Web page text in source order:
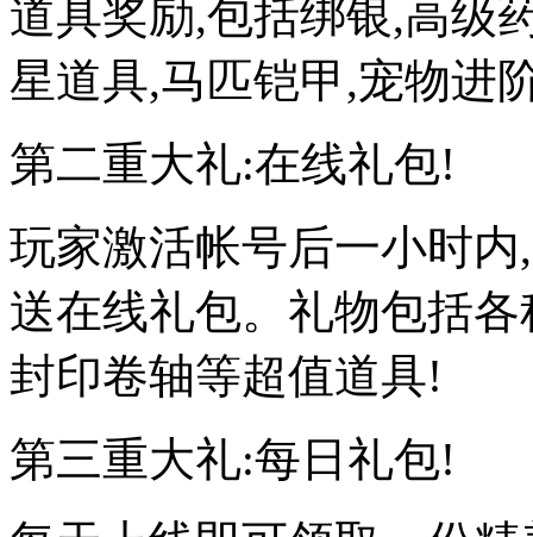
道具奖励,包括绑银,高级
星道具,马匹铠甲,宠物进
第二重大礼:在线礼包!
玩家激活帐号后一小时
送在线礼包。礼物包括
封印卷轴等超值道具!
第三重大礼:每日礼包!